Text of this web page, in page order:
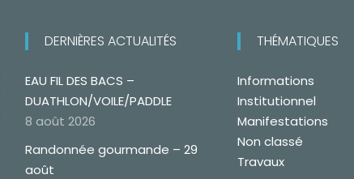
DERNIÈRES ACTUALITÉS
EAU FIL DES BACS –
DUATHLON/VOILE/PADDLE
8 août 2026
Randonnée gourmande – 29
août
THÉMATIQUES
Informations
Institutionnel
Manifestations
Non classé
Travaux